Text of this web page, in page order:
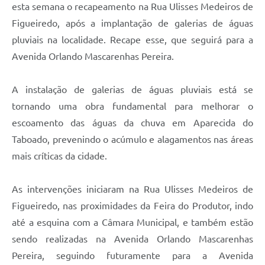
esta semana o recapeamento na Rua Ulisses Medeiros de
Figueiredo, após a implantação de galerias de águas
pluviais na localidade. Recape esse, que seguirá para a
Avenida Orlando Mascarenhas Pereira.
A instalação de galerias de águas pluviais está se
tornando uma obra fundamental para melhorar o
escoamento das águas da chuva em Aparecida do
Taboado, prevenindo o acúmulo e alagamentos nas áreas
mais críticas da cidade.
As intervenções iniciaram na Rua Ulisses Medeiros de
Figueiredo, nas proximidades da Feira do Produtor, indo
até a esquina com a Câmara Municipal, e também estão
sendo realizadas na Avenida Orlando Mascarenhas
Pereira, seguindo futuramente para a Avenida